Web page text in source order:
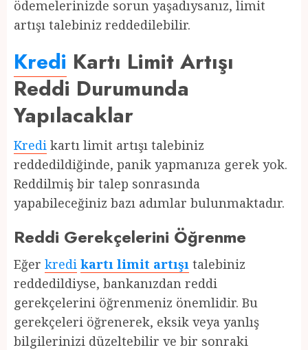
ödemelerinizde sorun yaşadıysanız, limit
artışı talebiniz reddedilebilir.
Kredi Kartı Limit Artışı
Reddi Durumunda
Yapılacaklar
Kredi kartı limit artışı talebiniz
reddedildiğinde, panik yapmanıza gerek yok.
Reddilmiş bir talep sonrasında
yapabileceğiniz bazı adımlar bulunmaktadır.
Reddi Gerekçelerini Öğrenme
Eğer kredi kartı limit artışı talebiniz
reddedildiyse, bankanızdan reddi
gerekçelerini öğrenmeniz önemlidir. Bu
gerekçeleri öğrenerek, eksik veya yanlış
bilgilerinizi düzeltebilir ve bir sonraki